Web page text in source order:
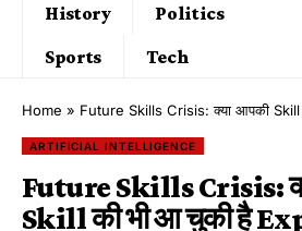
History
Politics
Sports
Tech
Home » Future Skills Crisis: क्या आपकी Skill
ARTIFICIAL INTELLIGENCE
Future Skills Crisis:
Skill की भी आ चुकी है